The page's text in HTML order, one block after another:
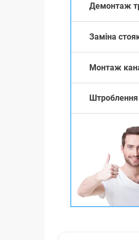
Демонтаж
Заміна
Монтаж
Штроблення